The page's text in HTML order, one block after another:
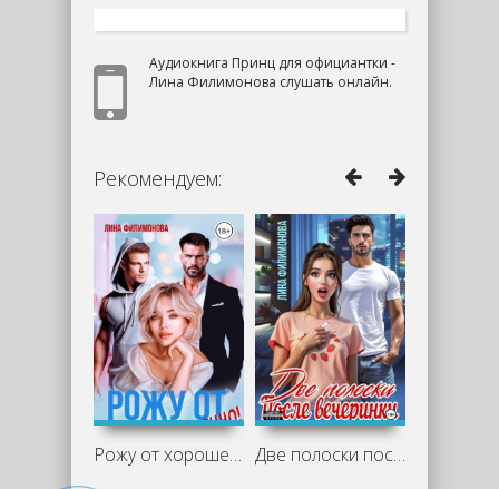
Аудиокнига Принц для официантки -
Лина Филимонова слушать онлайн.
Рекомендуем:
Рожу от хорошего парня. Срочно! - Лина Две полоски после вечеринки - Лина